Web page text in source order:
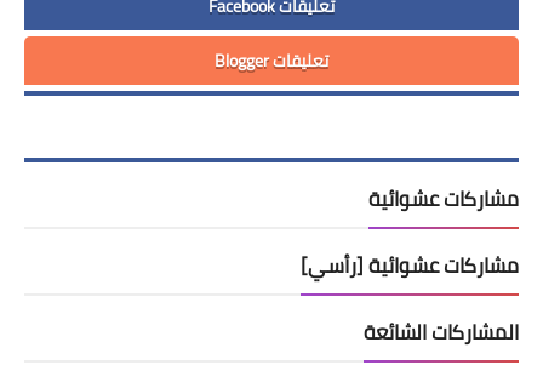
تعليقات Blogger
مشاركات عشوائية
مشاركات عشوائية [رأسي]
المشاركات الشائعة